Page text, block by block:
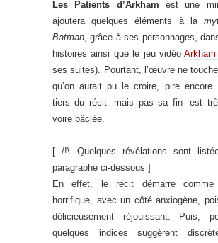
Les Patients d’Arkham est une
ajoutera quelques éléments à la
Batman, grâce à ses personnages,
histoires ainsi que le jeu vidéo
ses suites). Pourtant, l’œuvre ne
qu’on aurait pu le croire, pire encore
tiers du récit -mais pas sa fin- est
voire bâclée.
[ /!\ Quelques révélations sont
paragraphe ci-dessous ]
En effet, le récit démarre
horrifique, avec un côté anxiogène,
délicieusement réjouissant. Puis,
quelques indices suggèrent